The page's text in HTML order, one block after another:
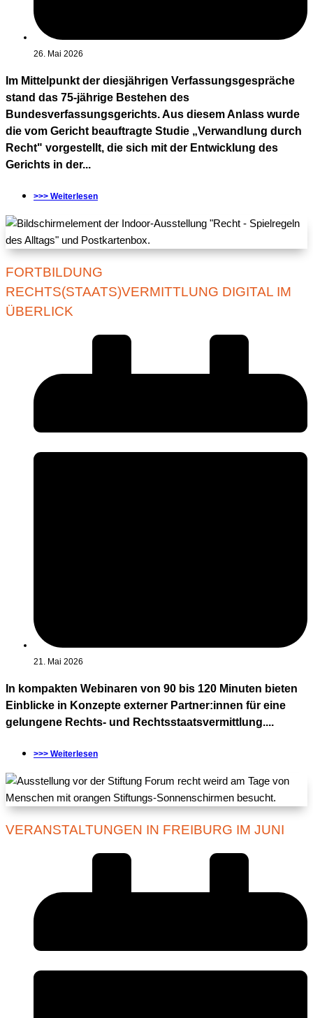
26. Mai 2026
Im Mittelpunkt der diesjährigen Verfassungsgespräche
stand das 75-jährige Bestehen des
Bundesverfassungsgerichts. Aus diesem Anlass wurde
die vom Gericht beauftragte Studie „Verwandlung durch
Recht" vorgestellt, die sich mit der Entwicklung des
Gerichts in der...
>>> Weiterlesen
FORTBILDUNG
RECHTS(STAATS)VERMITTLUNG DIGITAL IM
ÜBERLICK
21. Mai 2026
In kompakten Webinaren von 90 bis 120 Minuten bieten
Einblicke in Konzepte externer Partner:innen für eine
gelungene Rechts- und Rechtsstaatsvermittlung....
>>> Weiterlesen
VERANSTALTUNGEN IN FREIBURG IM JUNI